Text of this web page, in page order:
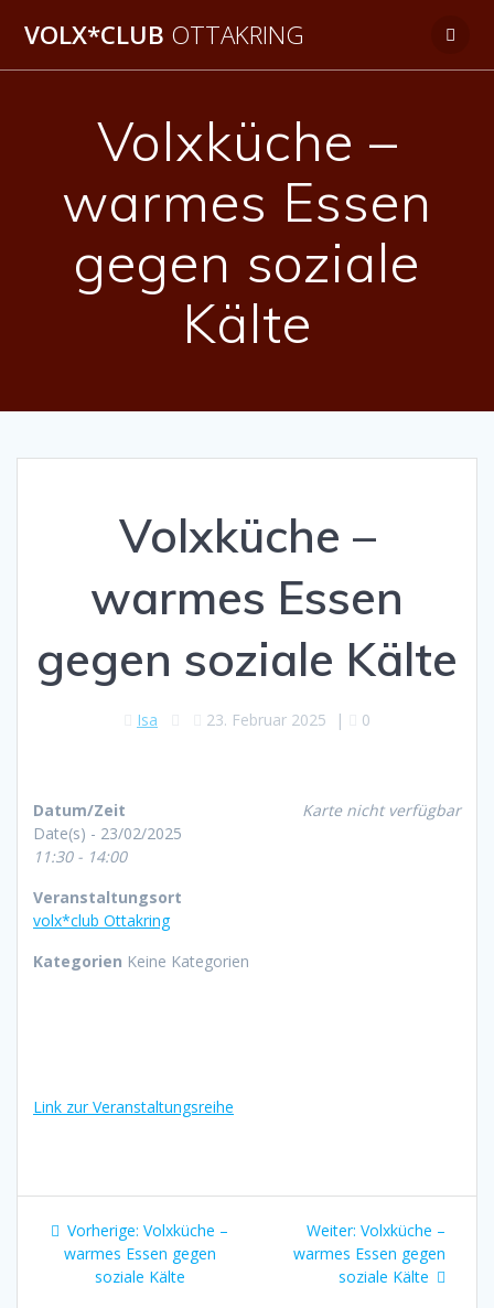
Inhalt
VOLX*CLUB OTTAKRING
Volxküche –
warmes Essen
gegen soziale
Kälte
Volxküche –
warmes Essen
gegen soziale Kälte
Isa 23. Februar 2025 | 0
Karte nicht verfügbar
Datum/Zeit
Date(s) - 23/02/2025
11:30 - 14:00
Veranstaltungsort
volx*club Ottakring
Kategorien Keine Kategorien
Link zur Veranstaltungsreihe
Beitragsnavigation
Vorherige: Vorheriger
Beitrag:
Volxküche –
warmes Essen gegen
soziale Kälte
Weiter: Nächster
Beitrag:
Volxküche –
warmes Essen gegen
soziale Kälte